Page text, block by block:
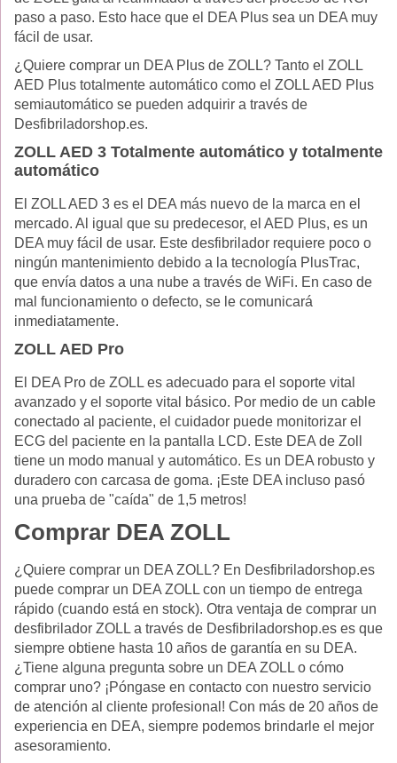
paso a paso. Esto hace que el DEA Plus sea un DEA muy
fácil de usar.
¿Quiere comprar un DEA Plus de ZOLL? Tanto el ZOLL
AED Plus totalmente automático como el ZOLL AED Plus
semiautomático se pueden adquirir a través de
Desfibriladorshop.es.
ZOLL AED 3 Totalmente automático y totalmente
automático
El ZOLL AED 3 es el DEA más nuevo de la marca en el
mercado. Al igual que su predecesor, el AED Plus, es un
DEA muy fácil de usar. Este desfibrilador requiere poco o
ningún mantenimiento debido a la tecnología PlusTrac,
que envía datos a una nube a través de WiFi. En caso de
mal funcionamiento o defecto, se le comunicará
inmediatamente.
ZOLL AED Pro
El DEA Pro de ZOLL es adecuado para el soporte vital
avanzado y el soporte vital básico. Por medio de un cable
conectado al paciente, el cuidador puede monitorizar el
ECG del paciente en la pantalla LCD. Este DEA de Zoll
tiene un modo manual y automático. Es un DEA robusto y
duradero con carcasa de goma. ¡Este DEA incluso pasó
una prueba de "caída" de 1,5 metros!
Comprar DEA ZOLL
¿Quiere comprar un DEA ZOLL? En Desfibriladorshop.es
puede comprar un DEA ZOLL con un tiempo de entrega
rápido (cuando está en stock). Otra ventaja de comprar un
desfibrilador ZOLL a través de Desfibriladorshop.es es que
siempre obtiene hasta 10 años de garantía en su DEA.
¿Tiene alguna pregunta sobre un DEA ZOLL o cómo
comprar uno? ¡Póngase en contacto con nuestro servicio
de atención al cliente profesional! Con más de 20 años de
experiencia en DEA, siempre podemos brindarle el mejor
asesoramiento.